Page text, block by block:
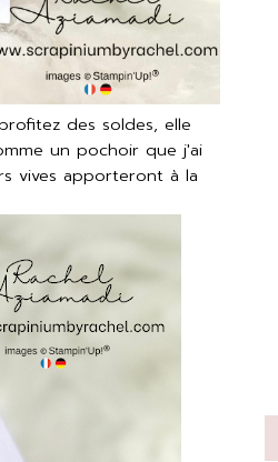
des soldes, elle
un pochoir que j'ai
vives apporteront à la